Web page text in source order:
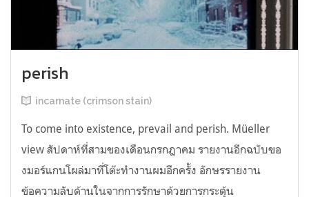
perish
incarnate (crimson stain)
To come into existence, prevail and perish. Müeller
view สัปดาห์ที่สามของเดือนกรกฎาคม รายงานอีกฉบับขอ
งมอร์แกนโผล่มาที่โต๊ะทำงานผมอีกครั้ง อักษรรายงาน
ข้อความลับด้านในจากการรักษาด้วยการกระตุ้น